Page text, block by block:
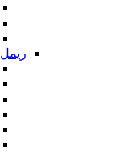
ریمل